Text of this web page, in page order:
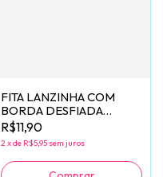
FITA LANZINHA COM
BORDA DESFIADA
(38MM) - 2 METROS
R$11,90
2 xde R$5,95 sem juros